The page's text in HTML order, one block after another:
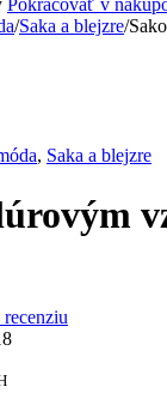
Pokračovať v
/Saka a blejzre/
, Saka a blejzre